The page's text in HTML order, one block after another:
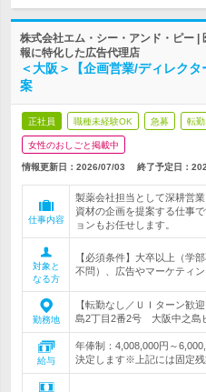
株式会社エム・シー・アンド・ピー |
報に特化した広告代理店
＜大阪＞【企画営業/ディレク
案
正社員 職種未経験OK 急募 転勤
女性のおしごと掲載中
情報更新日：2026/07/03 終了予定日：
仕事内容
製薬会社担当として深耕営
資材の企画を提案する仕事
ョンもお任せします。
対象と
なる方
【必須条件】大卒以上（学
不問）、広告やマーケティ
勤務地
【転勤なし／ＵＩターン歓
島2丁目2番2号 大阪中之島
給与
年俸制：4,008,000円～
決定します※上記には固定残